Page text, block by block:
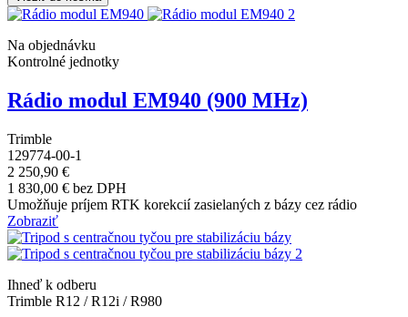
Na objednávku
Kontrolné jednotky
Rádio modul EM940 (900 MHz)
Trimble
129774-00-1
2 250,90 €
1 830,00 € bez DPH
Umožňuje príjem RTK korekcií zasielaných z bázy cez rádio
Zobraziť
Ihneď k odberu
Trimble R12 / R12i / R980